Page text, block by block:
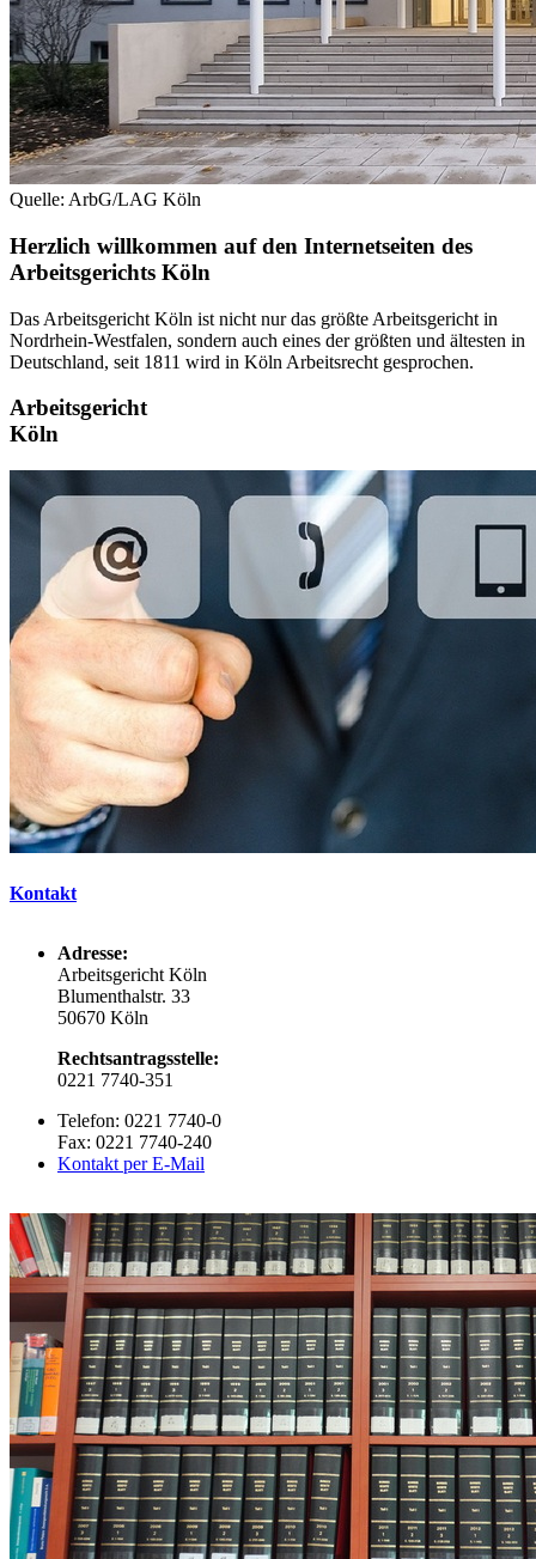
Quelle: ArbG/LAG Köln
Herzlich willkommen auf den Internetseiten des
Arbeitsgerichts Köln
Das Arbeitsgericht Köln ist nicht nur das größte Arbeitsgericht in
Nordrhein-Westfalen, sondern auch eines der größten und ältesten in
Deutschland, seit 1811 wird in Köln Arbeitsrecht gesprochen.
Arbeitsgericht
Köln
Kontakt
Adresse:
Arbeitsgericht Köln
Blumenthalstr. 33
50670 Köln
Rechtsantragsstelle:
0221 7740-351
Telefon: 0221 7740-0
Fax: 0221 7740-240
Kontakt per E-Mail